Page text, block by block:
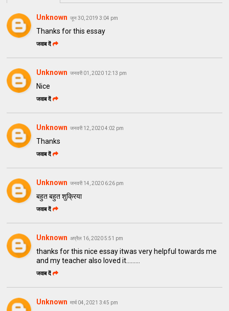
Unknown जून 30, 2019 3:04 pm
Thanks for this essay
जवाब दें
Unknown जनवरी 01, 2020 12:13 pm
Nice
जवाब दें
Unknown जनवरी 12, 2020 4:02 pm
Thanks
जवाब दें
Unknown जनवरी 14, 2020 6:26 pm
बहुत बहुत शुक्रिया
जवाब दें
Unknown अप्रैल 16, 2020 5:51 pm
thanks for this nice essay itwas very helpful towards me
and my teacher also loved it.........
जवाब दें
Unknown मार्च 04, 2021 3:45 pm